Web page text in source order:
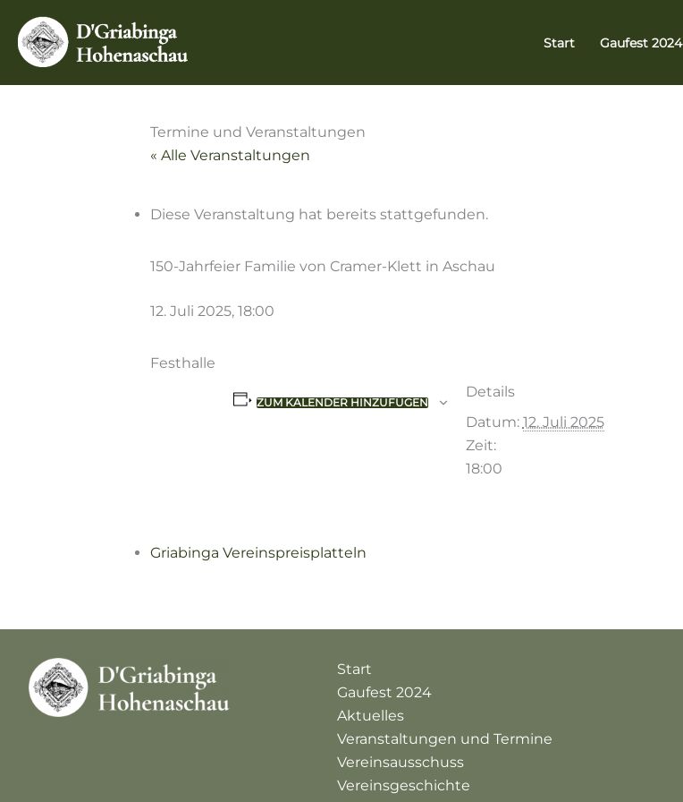
Inhalt
springen
Start Gaufest 2024
Termine und Veranstaltungen
« Alle Veranstaltungen
Diese Veranstaltung hat bereits stattgefunden.
150-Jahrfeier Familie von Cramer-Klett in Aschau
12. Juli 2025, 18:00
Festhalle
ZUM KALENDER HINZUFÜGEN
Details
Datum: 12. Juli 2025
Zeit:
18:00
Griabinga Vereinspreisplatteln
Start
Gaufest 2024
Aktuelles
Veranstaltungen und Termine
Vereinsausschuss
Vereinsgeschichte